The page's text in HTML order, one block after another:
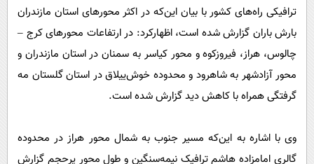
ترافیکی راه‌های کشور با بیان این‌که در اکثر محور‌های استان مازندران
بارش باران گزارش شده است، اظهارکرد: در ارتفاعات محور‌های کرج –
چالوس، هراز، فیروزکوه و محور کیاسر به سمنان در استان مازندران و
محور آزادشهر به شاهرود و محدوده خوش‌ییلاق در استان گلستان مه
گرفتگی همراه با کاهش دید گزارش شده است.
وی با اشاره به این‌که مسیر جنوب به شمال محور هراز در محدوده
گالری امامزاده هاشم ترافیک نیمه‌سنگین و طول محور پرحجم گزارش